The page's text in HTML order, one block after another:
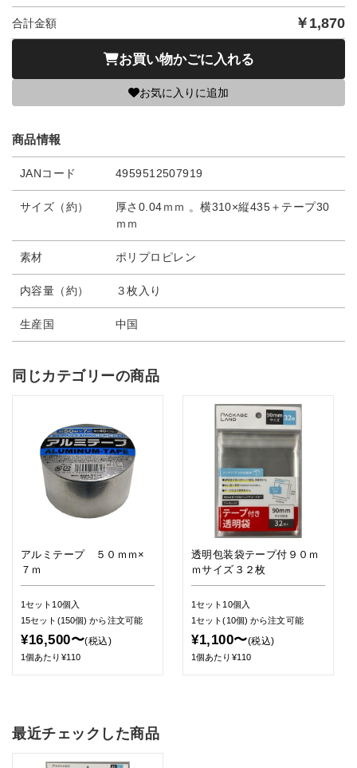
合計金額 ￥ 1,870
お買い物かごに入れる
お気に入りに追加
商品情報
JANコード 4959512507919
サイズ（約）
厚さ0.04ｍｍ 。横310×縦435＋テープ30
ｍｍ
素材 ポリプロピレン
内容量（約） ３枚入り
生産国 中国
同じカテゴリーの商品
アルミテープ ５０ｍｍ×
７ｍ
1セット10個入
15セット(150個)から注文可能
¥16,500〜(税込)
1個あたり¥110
透明包装袋テープ付９０ｍ
ｍサイズ３２枚
1セット10個入
1セット(10個)から注文可能
¥1,100〜(税込)
1個あたり¥110
最近チェックした商品